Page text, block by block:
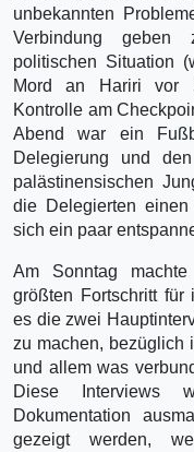
unbekannten
Verbindung geben
politischen Situation
Mord an Hariri vor
Kontrolle am
Abend war ein
Delegierung und
palästinensischen
die Delegierten
sich ein paar
Am Sonntag
größten Fortschritt für
es die zwei
zu machen, bezüglich
und allem was
Diese Interviews
Dokumentation
gezeigt werden,